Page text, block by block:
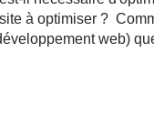
à optimiser ?
web)